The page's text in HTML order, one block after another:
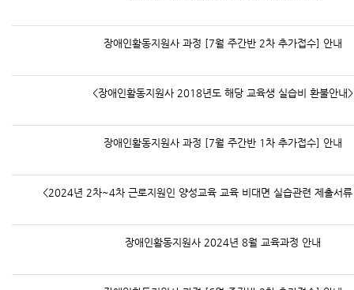
장애인활동지원사 과정 [7월 주간반 2차 추가접수] 안내
<장애인활동지원사 2018년도 해당 교육생 실습비 환불안내>
장애인활동지원사 과정 [7월 주간반 1차 추가접수] 안내
<2024년 2차~4차 근로지원인 양성교육 교육 비대면 실습관련 제출서
장애인활동지원사 2024년 8월 교육과정 안내